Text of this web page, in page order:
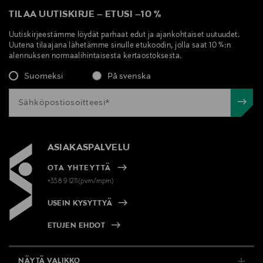
Valmistajan osoite
Lasikuja 2, 02780, Espoo, Finland
Digitaalinen osoite
kuluttajapalvelu@lumene.com
heleytys, korostus, valopisarat, lumene
TILAA UUTISKIRJE – ETUSI –10 %
Uutiskirjeestämme löydät parhaat edut ja ajankohtaiset uutuudet.
Uutena tilaajana lähetämme sinulle etukoodin, jolla saat 10 %:n
alennuksen normaalihintaisesta kertaostoksesta.
Suomeksi På svenska
ASIAKASPALVELU
OTA YHTEYTTÄ
+358 9 1211(pvm/mpm)
USEIN KYSYTTYÄ
ETUJEN EHDOT
NÄYTÄ VALIKKO